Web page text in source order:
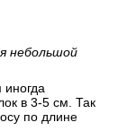
небольшой
иногда
в 3-5 см. Так
по длине